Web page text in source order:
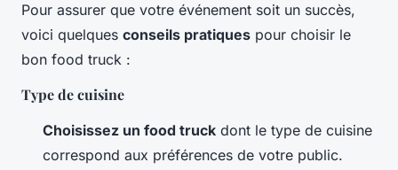
Pour assurer que votre événement soit un succès,
voici quelques conseils pratiques pour choisir le
bon food truck :
Type de cuisine
Choisissez un food truck dont le type de cuisine
correspond aux préférences de votre public.